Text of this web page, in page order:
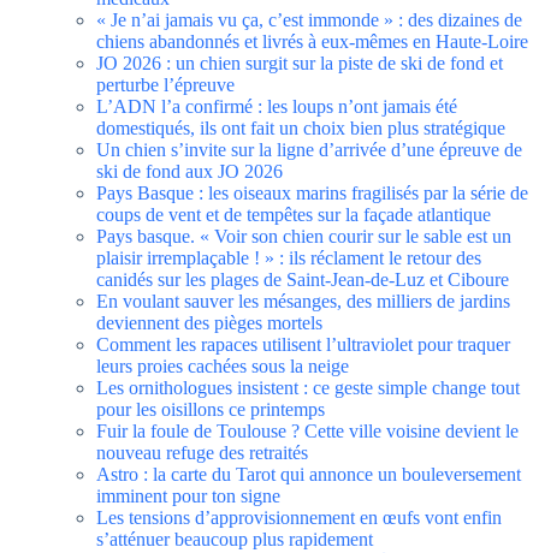
« Je n’ai jamais vu ça, c’est immonde » : des dizaines de
chiens abandonnés et livrés à eux-mêmes en Haute-Loire
JO 2026 : un chien surgit sur la piste de ski de fond et
perturbe l’épreuve
L’ADN l’a confirmé : les loups n’ont jamais été
domestiqués, ils ont fait un choix bien plus stratégique
Un chien s’invite sur la ligne d’arrivée d’une épreuve de
ski de fond aux JO 2026
Pays Basque : les oiseaux marins fragilisés par la série de
coups de vent et de tempêtes sur la façade atlantique
Pays basque. « Voir son chien courir sur le sable est un
plaisir irremplaçable ! » : ils réclament le retour des
canidés sur les plages de Saint-Jean-de-Luz et Ciboure
En voulant sauver les mésanges, des milliers de jardins
deviennent des pièges mortels
Comment les rapaces utilisent l’ultraviolet pour traquer
leurs proies cachées sous la neige
Les ornithologues insistent : ce geste simple change tout
pour les oisillons ce printemps
Fuir la foule de Toulouse ? Cette ville voisine devient le
nouveau refuge des retraités
Astro : la carte du Tarot qui annonce un bouleversement
imminent pour ton signe
Les tensions d’approvisionnement en œufs vont enfin
s’atténuer beaucoup plus rapidement